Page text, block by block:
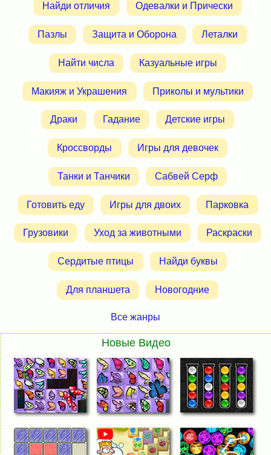
Найди отличия Одевалки и Прически
Пазлы Защита и Оборона Леталки
Найти числа Казуальные игры
Макияж и Украшения Приколы и мультики
Драки Гадание Детские игры
Кроссворды Игры для девочек
Танки и Танчики Сабвей Серф
Готовить еду Игры для двоих Парковка
Грузовики Уход за животными Раскраски
Сердитые птицы Найди буквы
Для планшета Новогодние
Все жанры
Новые Видео